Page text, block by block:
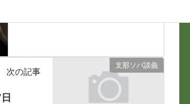
支那ソバ談義
次の記事